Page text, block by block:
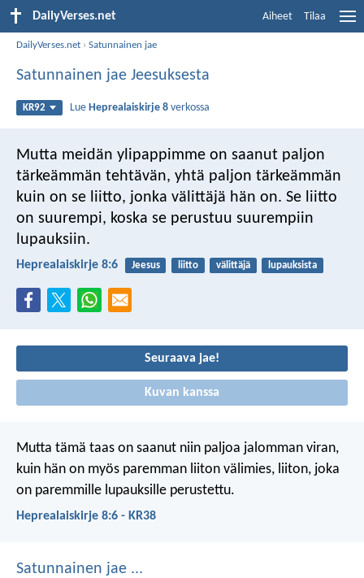
DailyVerses.net Aiheet Tilaa
DailyVerses.net ›Satunnainen jae
Satunnainen jae Jeesuksesta
KR92 Lue Heprealaiskirje 8 verkossa
Mutta meidän ylipappimme on saanut paljon
tärkeämmän tehtävän, yhtä paljon tärkeämmän
kuin on se liitto, jonka välittäjä hän on. Se liitto
on suurempi, koska se perustuu suurempiin
lupauksiin.
Heprealaiskirje 8:6 Jeesus liitto välittäjä lupauksista
Seuraava jae!
Kuvan kanssa
Mutta tämä taas on saanut niin paljoa jalomman viran,
kuin hän on myös paremman liiton välimies, liiton, joka
on paremmille lupauksille perustettu.
Heprealaiskirje 8:6 - KR38
Satunnainen jae ...